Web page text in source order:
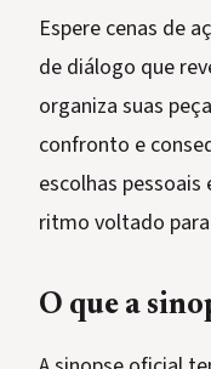
Espere cenas de
de diálogo que
organiza suas
confronto e
escolhas
ritmo voltado
O que a